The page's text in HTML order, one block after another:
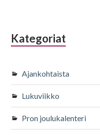
Kategoriat
Ajankohtaista
Lukuviikko
Pron joulukalenteri